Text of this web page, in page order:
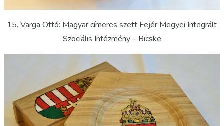
15. Varga Ottó: Magyar címeres szett Fejér Megyei Integrált
Szociális Intézmény – Bicske